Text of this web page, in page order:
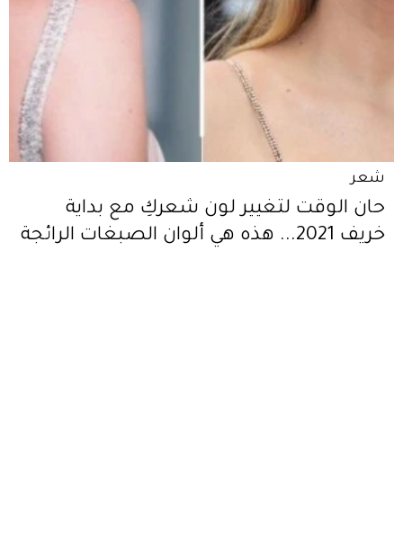
شعر
حان الوقت لتغيير لون شعركِ مع بداية
خريف 2021... هذه هي ألوان الصبغات الرائجة